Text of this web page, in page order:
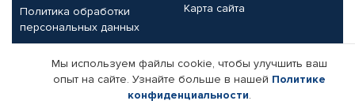
Политика обработки
персональных данных
Карта сайта
Партнерам
Корпоративным клиентам
Реквизиты компании
Мы используем файлы cookie, чтобы улучшить ваш
опыт на сайте. Узнайте больше в нашей Политике
конфиденциальности.